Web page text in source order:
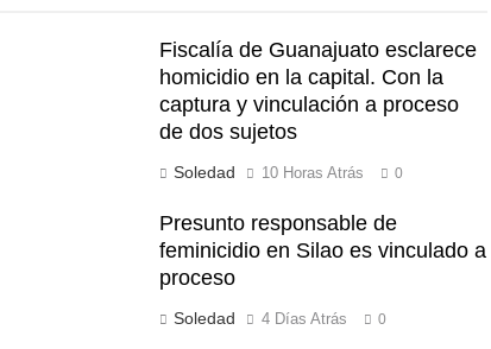
Fiscalía de Guanajuato esclarece
homicidio en la capital. Con la
captura y vinculación a proceso
de dos sujetos
Soledad 10 Horas Atrás 0
Presunto responsable de
feminicidio en Silao es vinculado a
proceso
Soledad 4 Días Atrás 0